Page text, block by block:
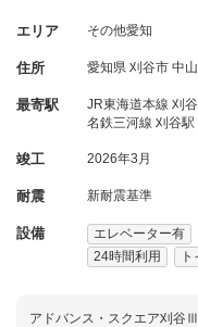
エリア その他愛知
住所 愛知県 刈谷市 中
最寄駅
JR東海道本線 刈
名鉄三河線 刈谷
竣工 2026年3月
耐震 新耐震基準
設備 エレベーター有
24時間利用
アドバンス・スクエア刈谷